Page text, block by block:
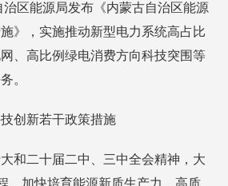
区能源局发布《内蒙古自治区能源
》，实施推动新型电力系统高占比
、高比例绿电消费方向科技突围等
。
创新若干政策措施
和二十届二中、三中全会精神，大
，加快培育能源新质生产力，高质